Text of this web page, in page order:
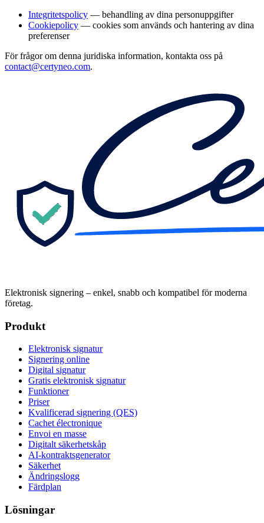
Integritetspolicy — behandling av dina personuppgifter
Cookiepolicy — cookies som används och hantering av dina
preferenser
För frågor om denna juridiska information, kontakta oss på
contact@certyneo.com.
Elektronisk signering – enkel, snabb och kompatibel för moderna
företag.
Produkt
Elektronisk signatur
Signering online
Digital signatur
Gratis elektronisk signatur
Funktioner
Priser
Kvalificerad signering (QES)
Cachet électronique
Envoi en masse
Digitalt säkerhetskåp
AI-kontraktsgenerator
Säkerhet
Ändringslogg
Färdplan
Lösningar